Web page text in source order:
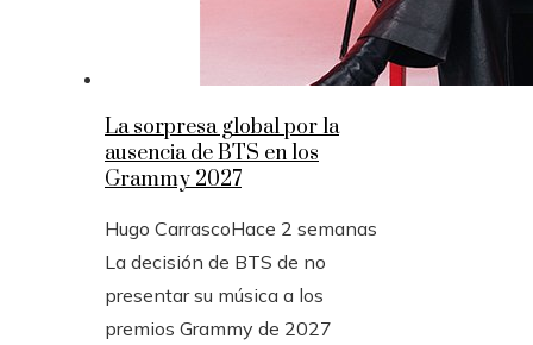
La sorpresa global por la
ausencia de BTS en los
Grammy 2027
Hugo CarrascoHace 2 semanas
La decisión de BTS de no
presentar su música a los
premios Grammy de 2027